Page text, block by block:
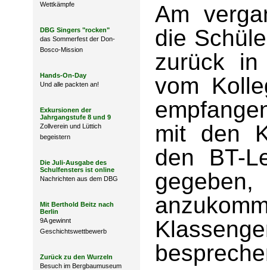
Wettkämpfe
DBG Singers "rocken"
das Sommerfest der Don-
Bosco-Mission
Hands-On-Day
Und alle packten an!
Exkursionen der
Jahrgangstufe 8 und 9
Zollverein und Lüttich
begeistern
Die Juli-Ausgabe des
Schulfensters ist online
Nachrichten aus dem DBG
Mit Berthold Beitz nach
Berlin
9A gewinnt
Geschichtswettbewerb
Zurück zu den Wurzeln
Besuch im Bergbaumuseum
Am
die
zurück
vom
mit den
den BT-